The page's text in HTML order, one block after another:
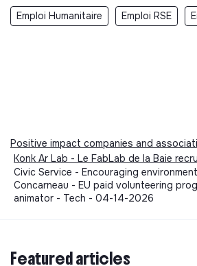
Emploi Humanitaire Emploi RSE
Positive impact companies and
Konk Ar Lab - Le FabLab de la Baie
Civic Service - Encouraging
Concarneau - EU paid volunteering
animator - Tech - 04-14-2026
Featured articles